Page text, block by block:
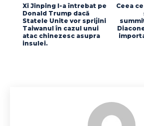
Xi Jinping l-a întrebat pe
Donald Trump dacă
Statele Unite vor sprijini
Taiwanul în cazul unui
atac chinezesc asupra
insulei.
Ceea